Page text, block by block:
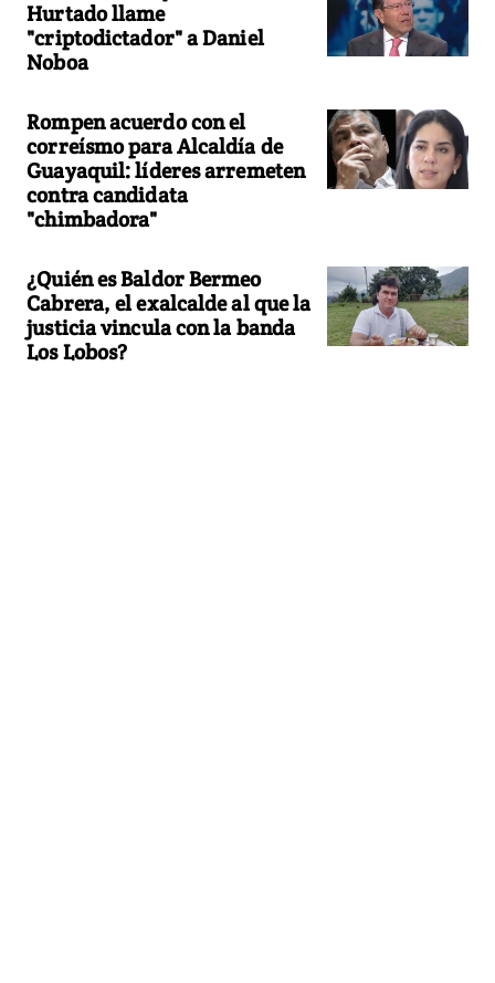
Hurtado llame
"criptodictador" a Daniel
Noboa
Rompen acuerdo con el
correísmo para Alcaldía de
Guayaquil: líderes arremeten
contra candidata
"chimbadora"
¿Quién es Baldor Bermeo
Cabrera, el exalcalde al que la
justicia vincula con la banda
Los Lobos?